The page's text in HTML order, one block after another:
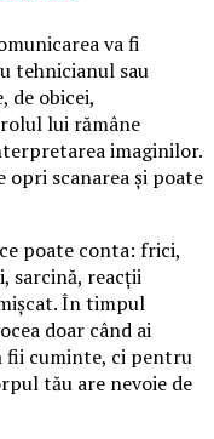
va fi
tehnicianul sau
de obicei,
lui rămâne
imaginilor.
opri scanarea și poate
poate conta: frici,
sarcină, reacții
În timpul
doar când ai
fii cuminte, ci pentru
tău are nevoie de